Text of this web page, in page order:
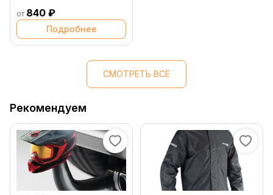
от 840 ₽
Подробнее
СМОТРЕТЬ ВСЕ
Рекомендуем